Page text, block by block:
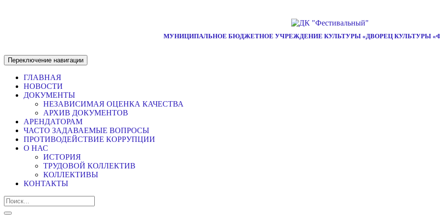
МУНИЦИПАЛЬНОЕ БЮДЖЕТНОЕ УЧРЕЖДЕНИЕ КУЛЬТУРЫ «ДВОРЕЦ КУЛЬТУРЫ
Переключение навигации
ГЛАВНАЯ
НОВОСТИ
ДОКУМЕНТЫ
НЕЗАВИСИМАЯ ОЦЕНКА КАЧЕСТВА
АРХИВ ДОКУМЕНТОВ
АРЕНДАТОРАМ
ЧАСТО ЗАДАВАЕМЫЕ ВОПРОСЫ
ПРОТИВОДЕЙСТВИЕ КОРРУПЦИИ
О НАС
ИСТОРИЯ
ТРУДОВОЙ КОЛЛЕКТИВ
КОЛЛЕКТИВЫ
КОНТАКТЫ